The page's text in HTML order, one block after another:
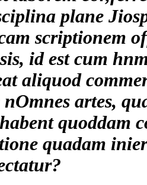
plane
scriptionem
id est cum
aliquod
artes,
quoddam
quadam